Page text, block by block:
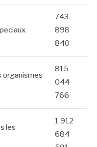
743
898
840
organismes
815
044
766
les
1 912
684